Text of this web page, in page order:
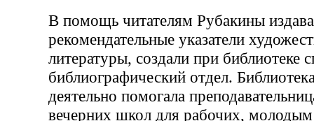
В помощь читателям Рубакины
рекомендательные указатели
литературы, создали при библиотеке
библиографический отдел.
деятельно помогала
вечерних школ для рабочих,